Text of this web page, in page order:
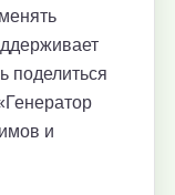
поделиться
и